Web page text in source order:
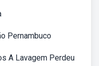
Pernambuco
A Lavagem Perdeu